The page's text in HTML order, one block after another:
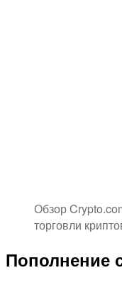
Обзор
торговли
Пополнение